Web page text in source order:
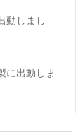
動しまし
に出動しま